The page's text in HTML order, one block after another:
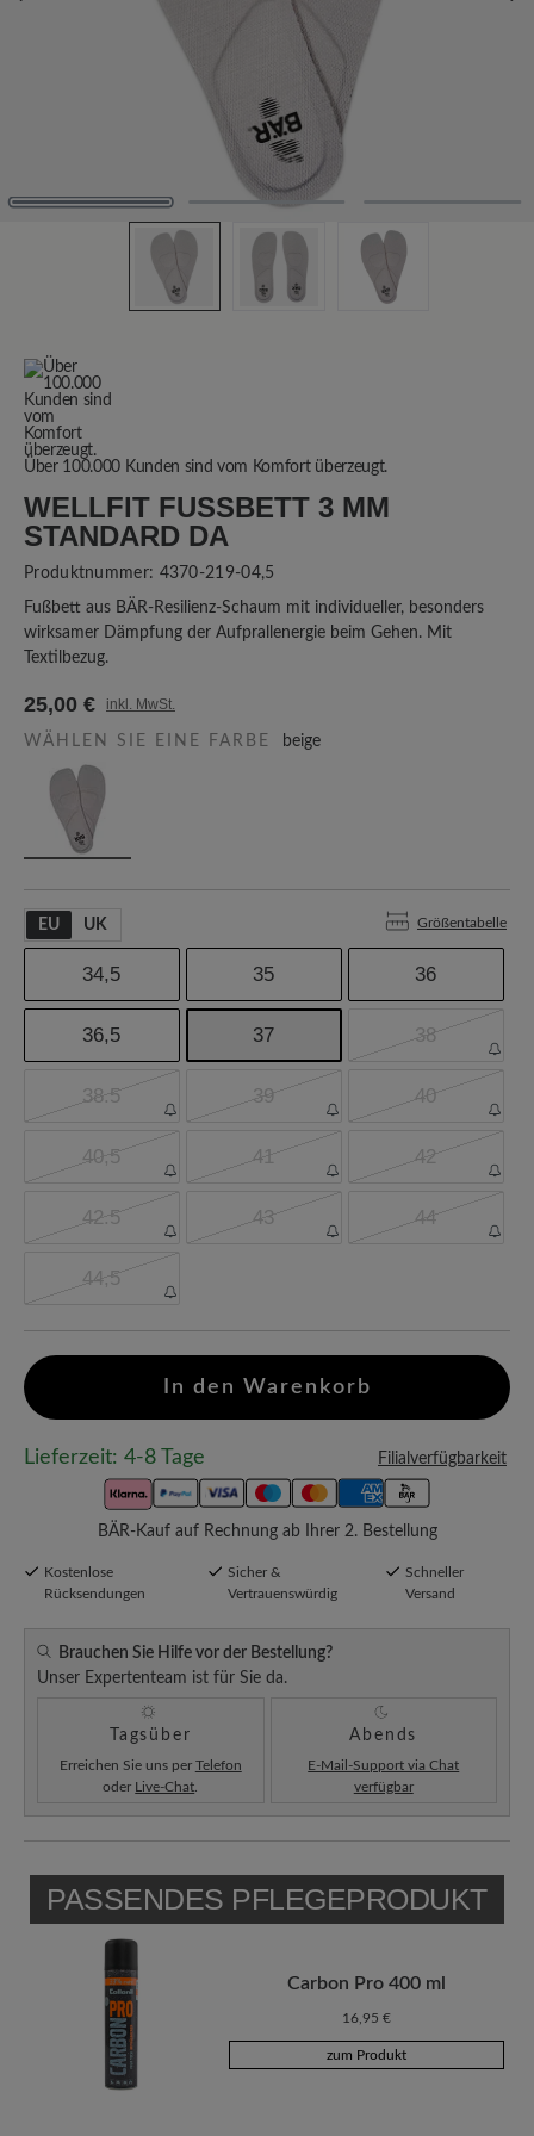
Über 100.000 Kunden sind vom Komfort überzeugt.
WELLFIT FUSSBETT 3 MM S
TANDARD DA
Produktnummer: 4370-219-04,5
Fußbett aus BÄR-Resilienz-Schaum mit individueller, besonders
wirksamer Dämpfung der Aufprallenergie beim Gehen. Mit
Textilbezug.
25,00 € inkl. MwSt.
WÄHLEN SIE EINE FARBE beige
EU UK Größentabelle
34,5 35 36
36,5 37 38
38.5 39 40
40,5 41 42
42.5 43 44
44,5
In den Warenkorb
Lieferzeit: 4-8 Tage Filialverfügbarkeit
BÄR-Kauf auf Rechnung ab Ihrer 2. Bestellung
Kostenlose
Rücksendungen
Sicher &
Vertrauenswürdig
Schneller
Versand
Brauchen Sie Hilfe vor der Bestellung?
Unser Expertenteam ist für Sie da.
Tagsüber
Erreichen Sie uns per Telefon
oder Live-Chat
Abends
E-Mail-Support via Chat
verfügbar
PASSENDES PFLEGEPRODUKT
Carbon Pro 400 ml
16,95 €
zum Produkt